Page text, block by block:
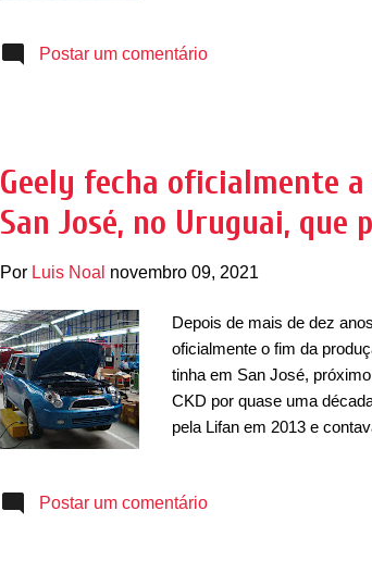
deve ajudar a Geely em
estações de recarga até
Lifan deve apostar em
consumidores como
Postar um comentário
Geely fecha oficialmente
San José, no Uruguai, que
Por Luis Noal novembro 09, 2021
Depois de mais de dez
oficialmente o fim da
tinha em San José,
CKD por quase uma
pela Lifan em 2013 e
produziram os 320 e 620.
Postar um comentário